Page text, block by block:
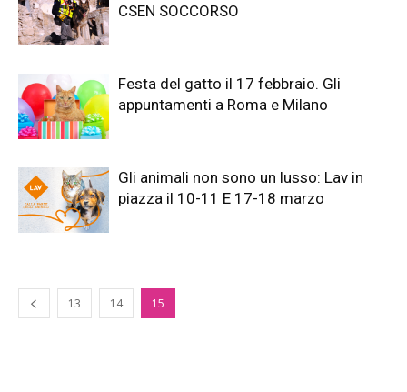
CSEN SOCCORSO
Festa del gatto il 17 febbraio. Gli
appuntamenti a Roma e Milano
Gli animali non sono un lusso: Lav in
piazza il 10-11 E 17-18 marzo
13 14 15